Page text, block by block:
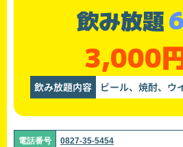
飲み放題
3,000
飲み放題内容 ビール、焼酎、ウ
電話番号 0827-35-5454